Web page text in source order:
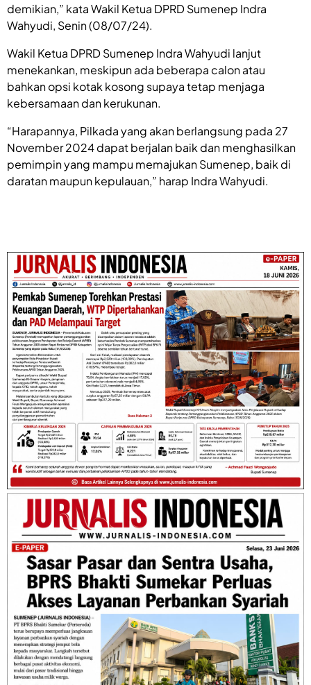
demikian,” kata Wakil Ketua DPRD Sumenep Indra
Wahyudi, Senin (08/07/24).
Wakil Ketua DPRD Sumenep Indra Wahyudi lanjut
menekankan, meskipun ada beberapa calon atau
bahkan opsi kotak kosong supaya tetap menjaga
kebersamaan dan kerukunan.
“Harapannya, Pilkada yang akan berlangsung pada 27
November 2024 dapat berjalan baik dan menghasilkan
pemimpin yang mampu memajukan Sumenep, baik di
daratan maupun kepulauan,” harap Indra Wahyudi.